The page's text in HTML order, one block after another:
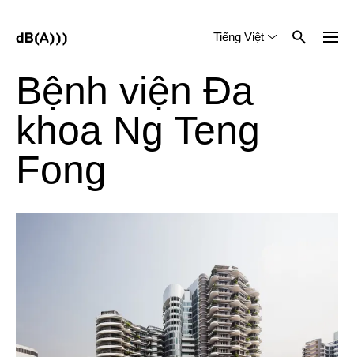
Tiếng Việt
Bệnh viện Đa
khoa Ng Teng
Fong